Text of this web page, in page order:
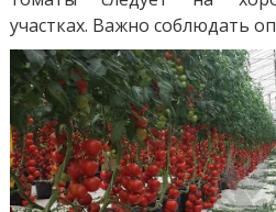
участках. Важно соблюдать